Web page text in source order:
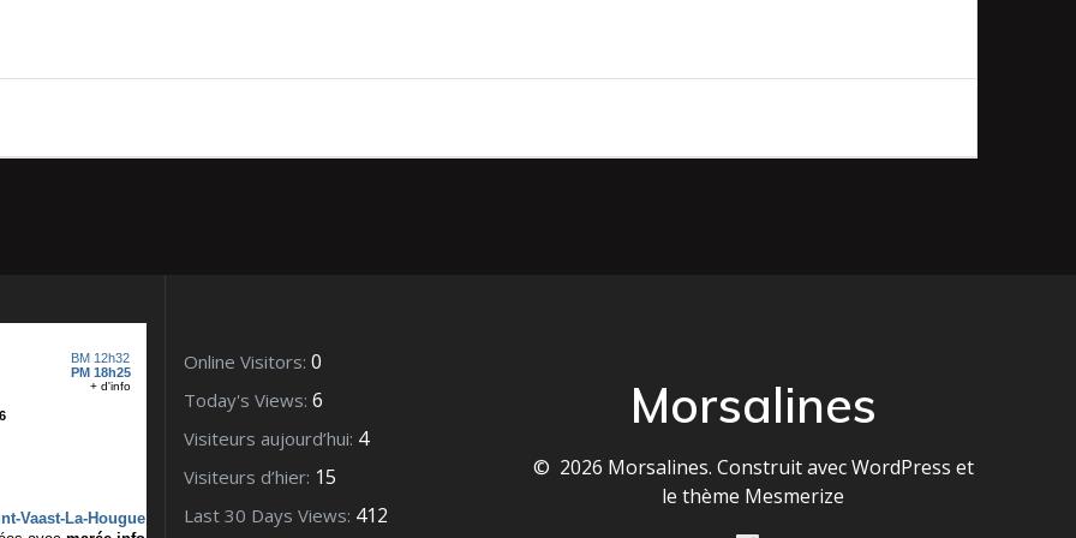
Online Visitors: 0
Today's Views: 6
Visiteurs aujourd’hui: 4
Visiteurs d’hier: 15
Last 30 Days Views: 412
Morsalines
© 2026 Morsalines. Construit avec WordPress et
lethème Mesmerize